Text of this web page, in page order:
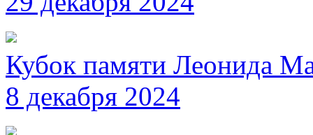
Кубок памяти Леонида
8 декабря 2024